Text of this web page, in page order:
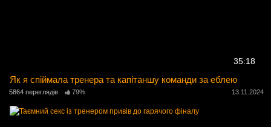
35:18
Як я спіймала тренера та капітаншу команди за еблею
5864 переглядів 79% 13.11.2024